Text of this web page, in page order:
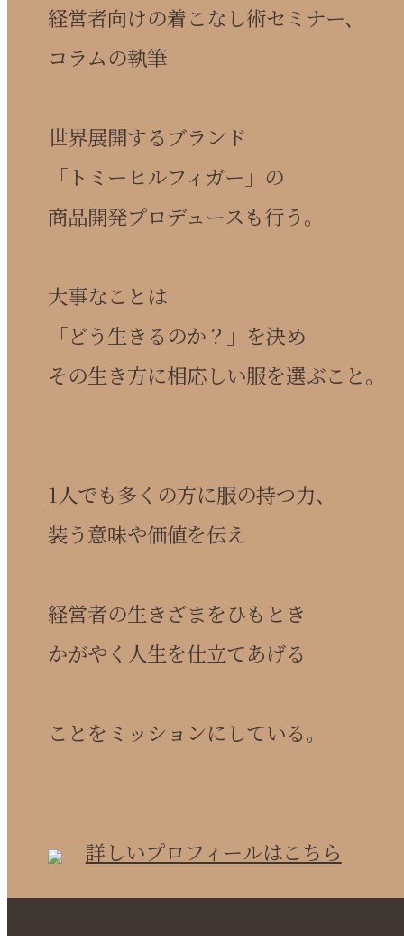
経営者向けの着こなし術セミナー、
コラムの執筆
世界展開するブランド
「トミーヒルフィガー」の
商品開発プロデュースも行う。
大事なことは
「どう生きるのか？」を決め
その生き方に相応しい服を選ぶこと。
1人でも多くの方に服の持つ力、
装う意味や価値を伝え
経営者の生きざまをひもとき
かがやく人生を仕立てあげる
ことをミッションにしている。
詳しいプロフィールはこちら